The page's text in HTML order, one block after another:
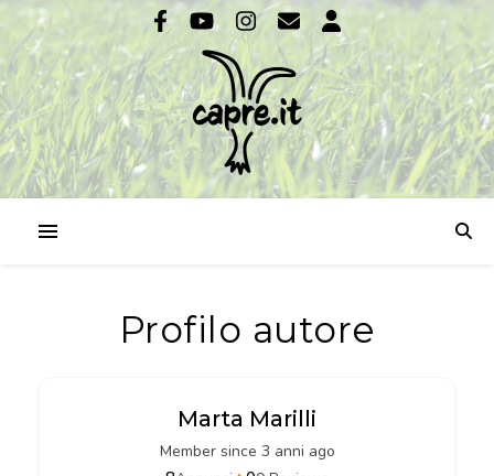
Profilo autore
Marta Marilli
Member since 3 anni ago